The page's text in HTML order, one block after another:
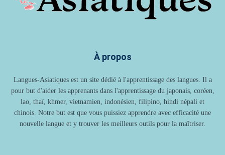
À propos
Langues-Asiatiques est un site dédié à l'apprentissage des langues. Il a
pour but d'aider les apprenants dans l'apprentissage du japonais, coréen,
lao, thaï, khmer, vietnamien, indonésien, filipino, hindi népali et
chinois. Notre but est que vous puissiez apprendre avec efficacité une
nouvelle langue et y trouver les meilleurs outils pour la maîtriser.